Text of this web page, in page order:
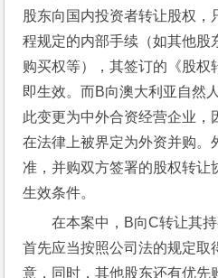
股东向国内投资者转让股权
程规定的内部手续（如其他股
购买权等），其签订的《股权
即生效。而B向澳大利亚自然
此变更为中外合资经营企业，
在法律上被界定为外资并购。
准，并购双方签署的股权转让
生效条件。
在本案中，B向C转让其
首先应当按照公司法的规定取
意，同时，其他股东还有优先